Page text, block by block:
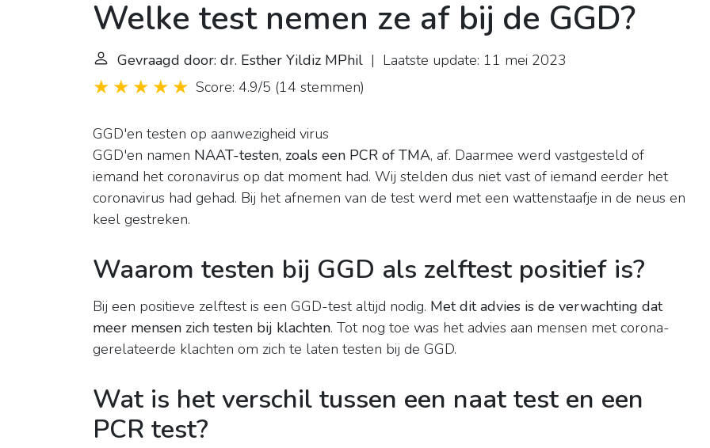
Welke test nemen ze af bij de GGD?
Gevraagd door: dr. Esther Yildiz MPhil | Laatste update: 11 mei 2023
Score: 4.9/5 (14 stemmen)
GGD'en testen op aanwezigheid virus
GGD'en namen NAAT-testen, zoals een PCR of TMA, af. Daarmee werd vastgesteld of
iemand het coronavirus op dat moment had. Wij stelden dus niet vast of iemand eerder het
coronavirus had gehad. Bij het afnemen van de test werd met een wattenstaafje in de neus en
keel gestreken.
Waarom testen bij GGD als zelftest positief is?
Bij een positieve zelftest is een GGD-test altijd nodig. Met dit advies is de verwachting dat
meer mensen zich testen bij klachten. Tot nog toe was het advies aan mensen met corona-
gerelateerde klachten om zich te laten testen bij de GGD.
Wat is het verschil tussen een naat test en een
PCR test?